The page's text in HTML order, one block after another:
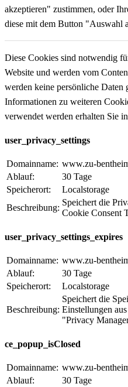
akzeptieren" zustimmen, oder
diese mit dem Button "Auswahl
Diese Cookies sind notwendig
Website und werden vom
werden keine persönliche Daten
Informationen zu weiteren
verwendet werden erhalten Sie
user_privacy_settings
Domainname: www.zu-
Ablauf:
30 Tage
Speicherort:
Localstorage
Beschreibung:
Speichert die
Cookie Consent
user_privacy_settings_expires
Domainname: www.zu-
Ablauf:
30 Tage
Speicherort:
Localstorage
Beschreibung:
Speichert die
Einstellungen
"Privacy
ce_popup_isClosed
Domainname: www.zu-
Ablauf:
30 Tage